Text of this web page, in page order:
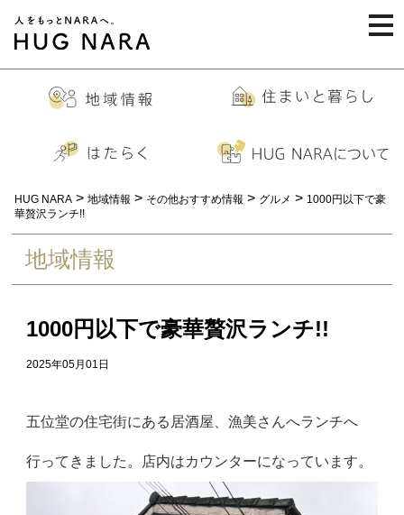
HUG NARA > 地域情報 > その他おすすめ情報 > グルメ > 1000円以下で豪
華贅沢ランチ!!
地域情報
1000円以下で豪華贅沢ランチ!!
2025年05月01日
五位堂の住宅街にある居酒屋、漁美さんへランチへ
行ってきました。店内はカウンターになっています。